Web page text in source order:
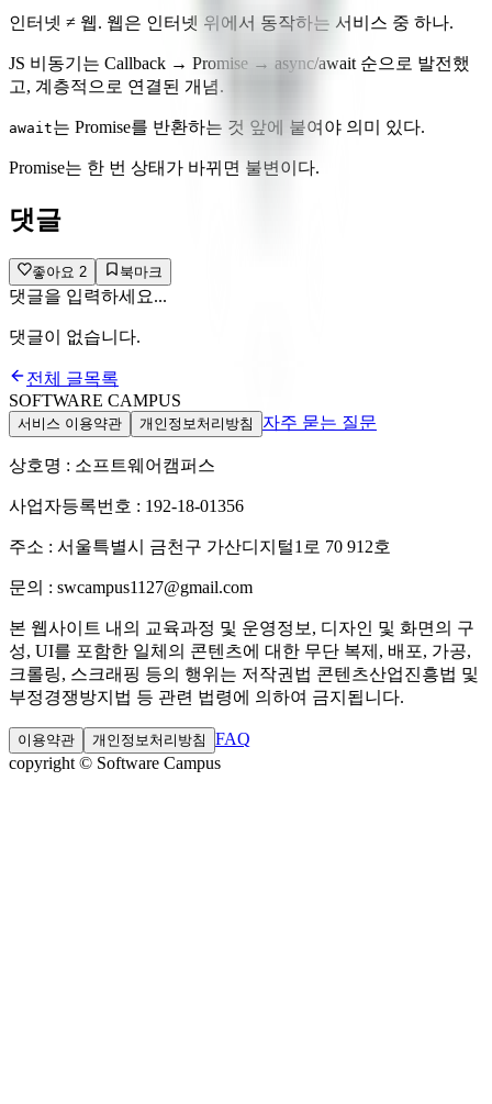
인터넷 ≠ 웹. 웹은 인터넷 위에서 동작하는 서비스 중 하나.
JS 비동기는 Callback → Promise → async/await 순으로 발전했
고, 계층적으로 연결된 개념.
await는 Promise를 반환하는 것 앞에 붙여야 의미 있다.
Promise는 한 번 상태가 바뀌면 불변이다.
댓글
좋아요 2 북마크
댓글을 입력하세요...
댓글이 없습니다.
전체 글목록
SOFTWARE CAMPUS
서비스 이용약관 개인정보처리방침 자주 묻는 질문
상호명 : 소프트웨어캠퍼스
사업자등록번호 : 192-18-01356
주소 : 서울특별시 금천구 가산디지털1로 70 912호
문의 : swcampus1127@gmail.com
본 웹사이트 내의 교육과정 및 운영정보, 디자인 및 화면의 구
성, UI를 포함한 일체의 콘텐츠에 대한 무단 복제, 배포, 가공,
크롤링, 스크래핑 등의 행위는 저작권법 콘텐츠산업진흥법 및
부정경쟁방지법 등 관련 법령에 의하여 금지됩니다.
이용약관 개인정보처리방침
FAQ
copyright © Software Campus